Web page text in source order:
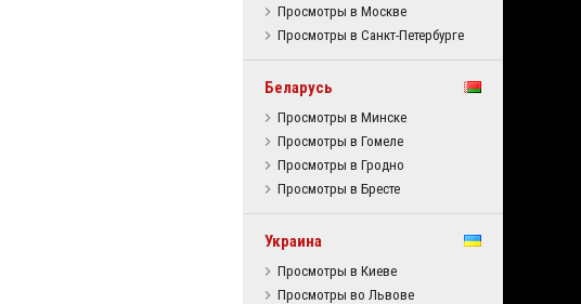
Просмотры в Москве
Просмотры в Санкт-Петербурге
Беларусь
Просмотры в Минске
Просмотры в Гомеле
Просмотры в Гродно
Просмотры в Бресте
Украина
Просмотры в Киеве
Просмотры во Львове